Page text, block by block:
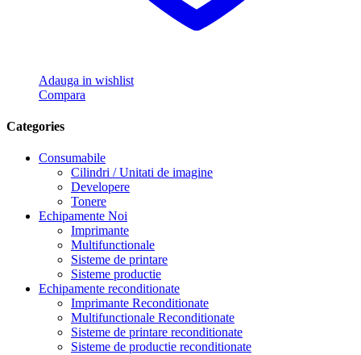
Adauga in wishlist
Compara
Categories
Consumabile
Cilindri / Unitati de imagine
Developere
Tonere
Echipamente Noi
Imprimante
Multifunctionale
Sisteme de printare
Sisteme productie
Echipamente reconditionate
Imprimante Reconditionate
Multifunctionale Reconditionate
Sisteme de printare reconditionate
Sisteme de productie reconditionate